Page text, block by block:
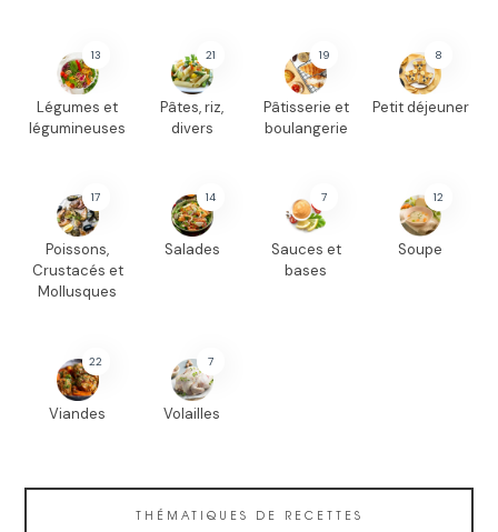
13
Légumes et
légumineuses
21
Pâtes, riz,
divers
19
Pâtisserie et
boulangerie
8
Petit déjeuner
17
Poissons,
Crustacés et
Mollusques
14
Salades
7
Sauces et
bases
12
Soupe
22
Viandes
7
Volailles
THÉMATIQUES DE RECETTES